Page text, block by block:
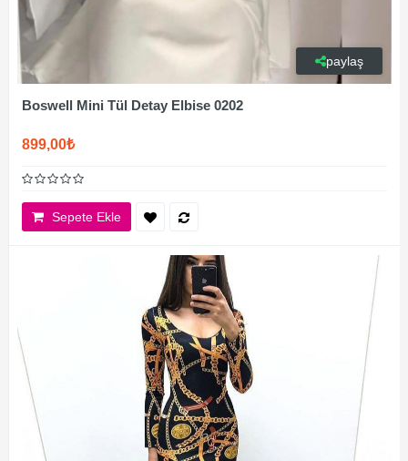
paylaş
Boswell Mini Tül Detay Elbise 0202
899,00₺
Sepete Ekle